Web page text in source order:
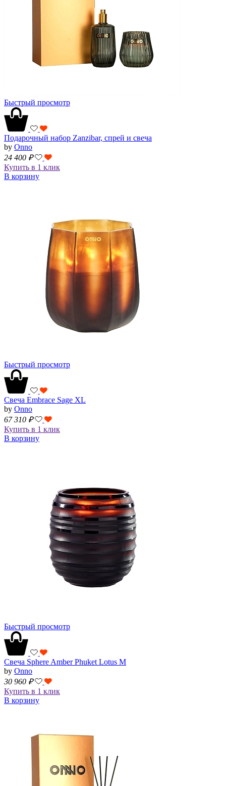
Быстрый просмотр
Подарочный набор Zanzibar, спрей и свеча
by Onno
24 400 ₽
Купить в 1 клик
В корзину
Быстрый просмотр
Свеча Embrace Sage XL
by Onno
67 310 ₽
Купить в 1 клик
В корзину
Быстрый просмотр
Свеча Sphere Amber Phuket Lotus M
by Onno
30 960 ₽
Купить в 1 клик
В корзину